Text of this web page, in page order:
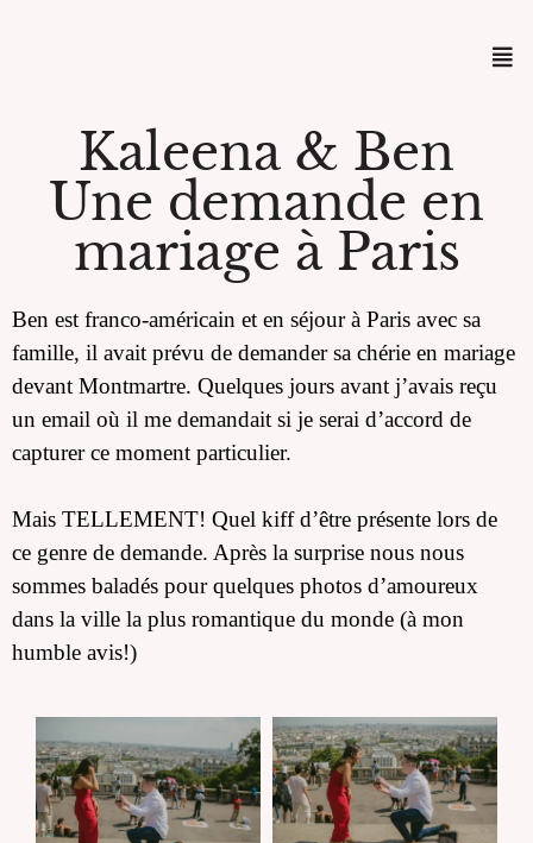
Kaleena & Ben
Une demande en
mariage à Paris
Ben est franco-américain et en séjour à Paris avec sa
famille, il avait prévu de demander sa chérie en mariage
devant Montmartre. Quelques jours avant j’avais reçu
un email où il me demandait si je serai d’accord de
capturer ce moment particulier.
Mais TELLEMENT! Quel kiff d’être présente lors de
ce genre de demande. Après la surprise nous nous
sommes baladés pour quelques photos d’amoureux
dans la ville la plus romantique du monde (à mon
humble avis!)